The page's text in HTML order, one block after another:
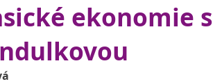
ekonomie s